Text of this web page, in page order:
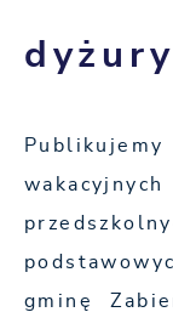
gminę